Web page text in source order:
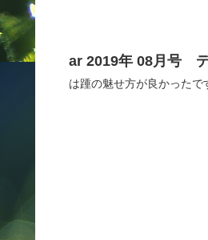
ar 2019年 08月号
は踵の魅せ方が良かったで